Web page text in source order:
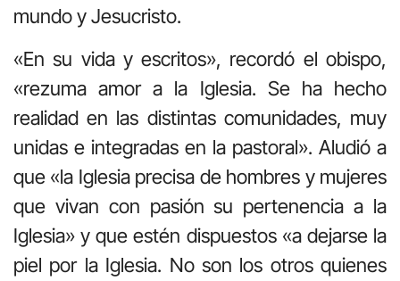
mundo y Jesucristo.
«En su vida y escritos», recordó el obispo,
«rezuma amor a la Iglesia. Se ha hecho
realidad en las distintas comunidades, muy
unidas e integradas en la pastoral». Aludió a
que «la Iglesia precisa de hombres y mujeres
que vivan con pasión su pertenencia a la
Iglesia» y que estén dispuestos «a dejarse la
piel por la Iglesia. No son los otros quienes